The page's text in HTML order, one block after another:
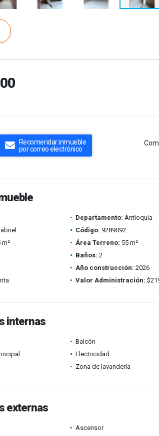
Recomendar inmueble
por correo electrónico
Departamento: Antioquia
Código: 9289092
m² Área Terreno: 55 m²
Baños: 2
Año construcción: 2026
Valor Administración:
internas
Balcón
Electricidad
Zona de lavandería
externas
Ascensor